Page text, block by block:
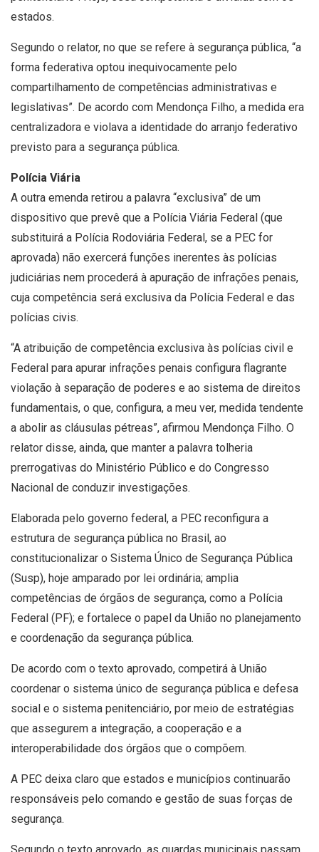
estados.
Segundo o relator, no que se refere à segurança pública, “a
forma federativa optou inequivocamente pelo
compartilhamento de competências administrativas e
legislativas”. De acordo com Mendonça Filho, a medida era
centralizadora e violava a identidade do arranjo federativo
previsto para a segurança pública.
Polícia Viária
A outra emenda retirou a palavra “exclusiva” de um
dispositivo que prevê que a Polícia Viária Federal (que
substituirá a Polícia Rodoviária Federal, se a PEC for
aprovada) não exercerá funções inerentes às polícias
judiciárias nem procederá à apuração de infrações penais,
cuja competência será exclusiva da Polícia Federal e das
polícias civis.
“A atribuição de competência exclusiva às polícias civil e
Federal para apurar infrações penais configura flagrante
violação à separação de poderes e ao sistema de direitos
fundamentais, o que, configura, a meu ver, medida tendente
a abolir as cláusulas pétreas”, afirmou Mendonça Filho. O
relator disse, ainda, que manter a palavra tolheria
prerrogativas do Ministério Público e do Congresso
Nacional de conduzir investigações.
Elaborada pelo governo federal, a PEC reconfigura a
estrutura de segurança pública no Brasil, ao
constitucionalizar o Sistema Único de Segurança Pública
(Susp), hoje amparado por lei ordinária; amplia
competências de órgãos de segurança, como a Polícia
Federal (PF); e fortalece o papel da União no planejamento
e coordenação da segurança pública.
De acordo com o texto aprovado, competirá à União
coordenar o sistema único de segurança pública e defesa
social e o sistema penitenciário, por meio de estratégias
que assegurem a integração, a cooperação e a
interoperabilidade dos órgãos que o compõem.
A PEC deixa claro que estados e municípios continuarão
responsáveis pelo comando e gestão de suas forças de
segurança.